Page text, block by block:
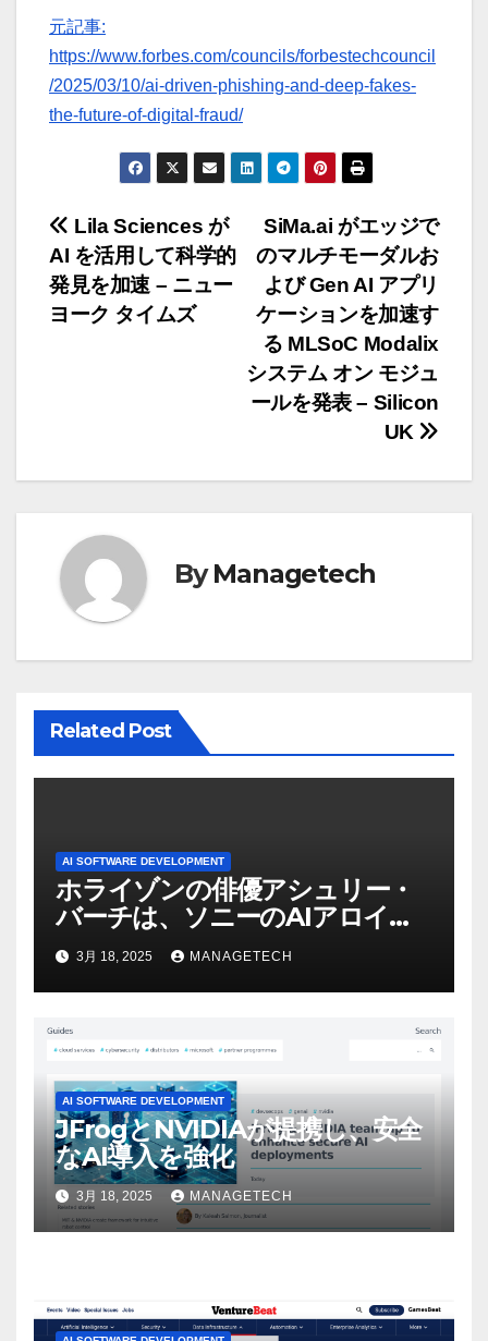
元記事:
https://www.forbes.com/councils/forbestechcouncil
/2025/03/10/ai-driven-phishing-and-deep-fakes-
the-future-of-digital-fraud/
投
稿
ナ
ョ
ン
SiMa.ai がエッジで
のマルチモーダルお
よび Gen AI アプリ
ケーションを加速す
る MLSoC Modalix
システム オン モジュ
ールを発表 – Silicon
UK
Lila Sciences が
AI を活用して科学的
発見を加速 – ニュー
ヨーク タイムズ
ByManagetech
Related Post
AI SOFTWARE DEVELOPMENT
ホライゾンの俳優アシュリー・
バーチは、ソニーのAIアロイの
ビデオを見て「ゲームパフォー
マンスという芸術形式に不安を
感じた」と語る – IGN
3月 18, 2025 MANAGETECH
AI SOFTWARE DEVELOPMENT
JFrogとNVIDIAが提携し、安全
なAI導入を強化
3月 18, 2025 MANAGETECH